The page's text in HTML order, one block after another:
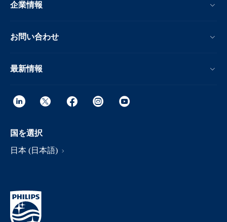
企業情報
お問い合わせ
最新情報
国を選択
日本 (日本語)